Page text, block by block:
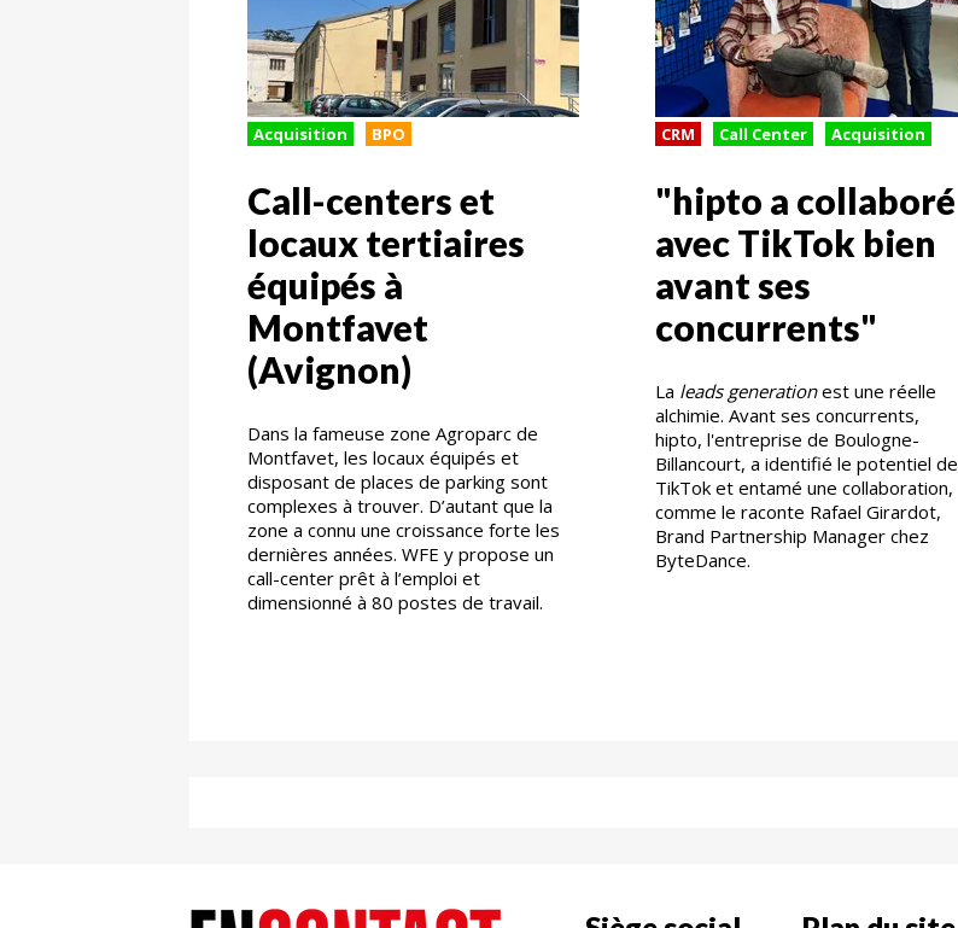
Acquisition BPO
Call-centers et
locaux tertiaires
équipés à
Montfavet
(Avignon)
Dans la fameuse zone Agroparc de
Montfavet, les locaux équipés et
disposant de places de parking sont
complexes à trouver. D’autant que la
zone a connu une croissance forte les
dernières années. WFE y propose un
call-center prêt à l’emploi et
dimensionné à 80 postes de travail.
CRM Call Center Acquisition
"hipto a collaboré
avec TikTok bien
avant ses
concurrents"
La leads generationest une réelle
alchimie. Avant ses concurrents,
hipto, l'entreprise de Boulogne-
Billancourt, a identifié le potentiel de
TikTok et entamé une collaboration,
comme le raconte Rafael Girardot,
Brand Partnership Manager chez
ByteDance.